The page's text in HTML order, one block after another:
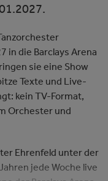
in die Barclays Arena
sie eine Show
Texte und Live-
kein TV-Format,
Orchester und
Ehrenfeld unter der
jede Woche live